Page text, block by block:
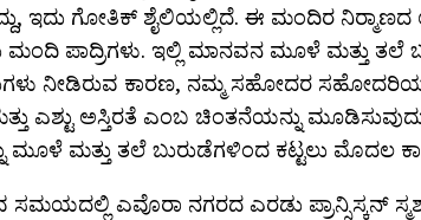
ಇದು ಗೋತಿಕ್ ಶೈಲಿಯಲ್ಲಿದೆ. ಈ ಮಂದಿರ ನಿರ‍್ಮಾಣದ
ಪಾದ್ರಿಗಳು. ಇಲ್ಲಿ ಮಾನವನ ಮೂಳೆ ಮತ್ತು ತಲೆ
ನೀಡಿರುವ ಕಾರಣ, ನಮ್ಮ ಸಹೋದರ
ಎಶ್ಟು ಅಸ್ತಿರತೆ ಎಂಬ ಚಿಂತನೆಯನ್ನು
ಮೂಳೆ ಮತ್ತು ತಲೆ ಬುರುಡೆಗಳಿಂದ ಕಟ್ಟಲು ಮೊದಲ
ಸಮಯದಲ್ಲಿ ಎವೊರಾ ನಗರದ ಎರಡು ಪ್ರಾನ್ಸಿಸ್ಕನ್